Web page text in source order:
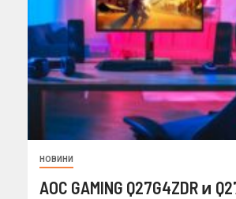
НОВИНИ
AOC GAMING Q27G4ZDR и